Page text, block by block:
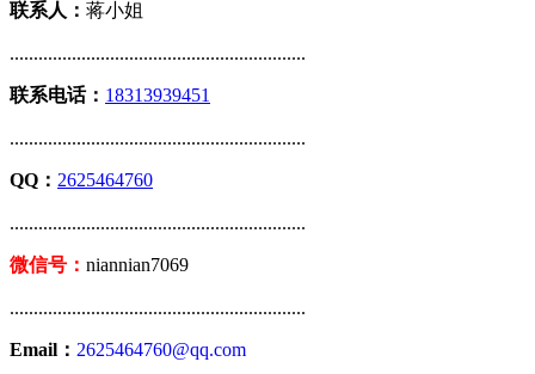
联系人： 蒋小姐
..............................................................
联系电话： 18313939451
..............................................................
QQ： 2625464760
..............................................................
微信号： niannian7069
..............................................................
Email： 2625464760@qq.com